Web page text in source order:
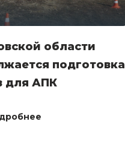
области
подготовка
для АПК